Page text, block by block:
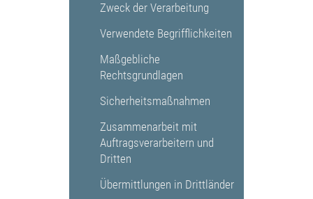
Zweck der Verarbeitung
Verwendete Begrifflichkeiten
Maßgebliche
Rechtsgrundlagen
Sicherheitsmaßnahmen
Zusammenarbeit mit
Auftragsverarbeitern und
Dritten
Übermittlungen in Drittländer